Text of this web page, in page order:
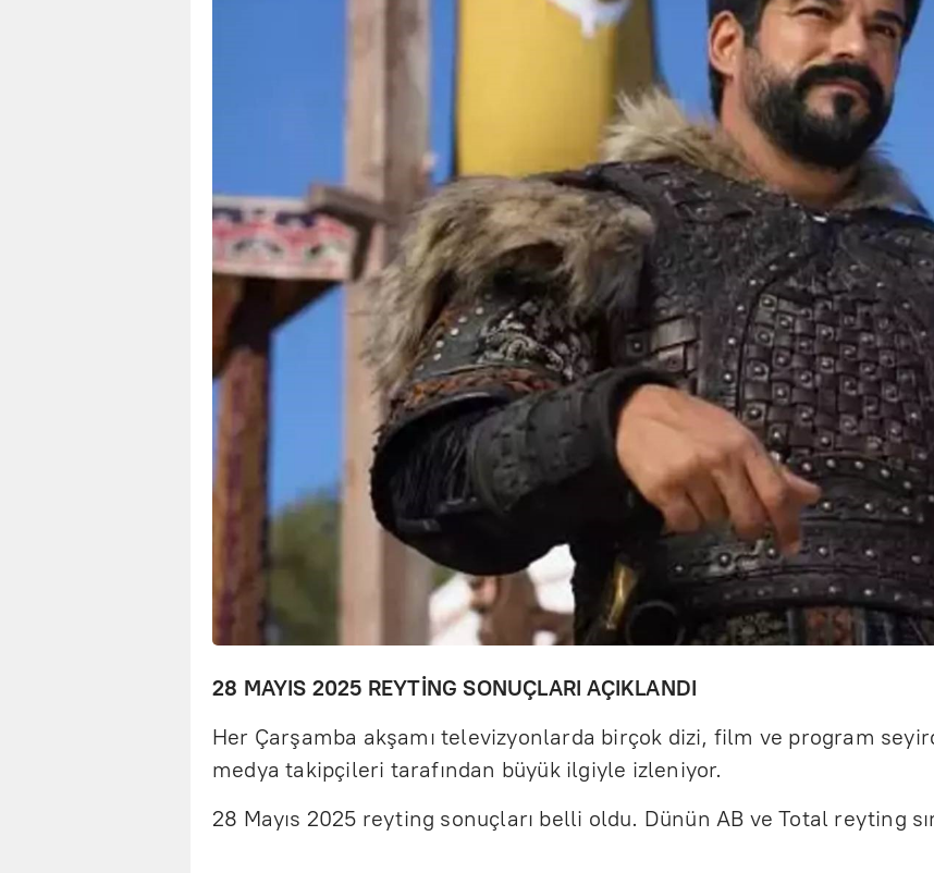
28 MAYIS 2025 REYTİNG SONUÇLARI AÇIKLANDI
Her Çarşamba akşamı televizyonlarda birçok dizi, film ve program
medya takipçileri tarafından büyük ilgiyle izleniyor.
28 Mayıs 2025 reyting sonuçları belli oldu. Dünün AB ve Total reyting